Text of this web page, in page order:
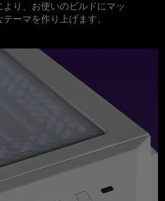
より、お使いのビルドにマッ
ーマを作り上げます。